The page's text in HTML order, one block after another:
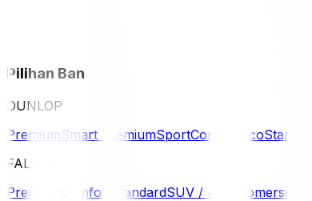
Pilihan Ban
DUNLOP
PremiumSmart PremiumSportComfort EcoStandard
FALKEN
Premium
Comfort StandardSUV / 4WD Komersil